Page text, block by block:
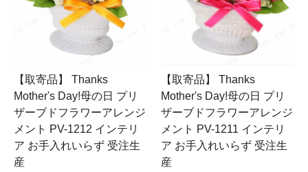
【取寄品】 Thanks
Mother's Day!母の日 プリ
ザーブドフラワーアレンジ
メント PV-1212 インテリ
ア お手入れいらず 受注生
産
【取寄品】 Thanks
Mother's Day!母の日 プリ
ザーブドフラワーアレンジ
メント PV-1211 インテリ
ア お手入れいらず 受注生
産